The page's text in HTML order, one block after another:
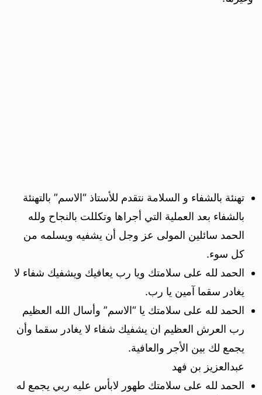
تهنئة بالشفاء و السلامة نتقدم للأستاذ “الاسم” بالتهنئة
بالشفاء بعد العملية التي أجراها وتكللت بالنجاح ولله
الحمد سائلين المولى عز وجل أن يشفيه ويسلمه من
كل سوء.
الحمد لله على سلامتك ويا رب يعافيك ويشفيك شفاء لا
يغادر سقما آمين يا رب.
الحمد لله على سلامتك يا “الاسم” وأسال الله العظيم
رب العرش العظيم ان يشفيك شفاء لا يغادر سقما وأن
يجمع لك بين الأجر والعافية.
عبدالعزيز بن فهد
الحمد لله على سلامتك طهور لابأس عليه ربي يجمع له